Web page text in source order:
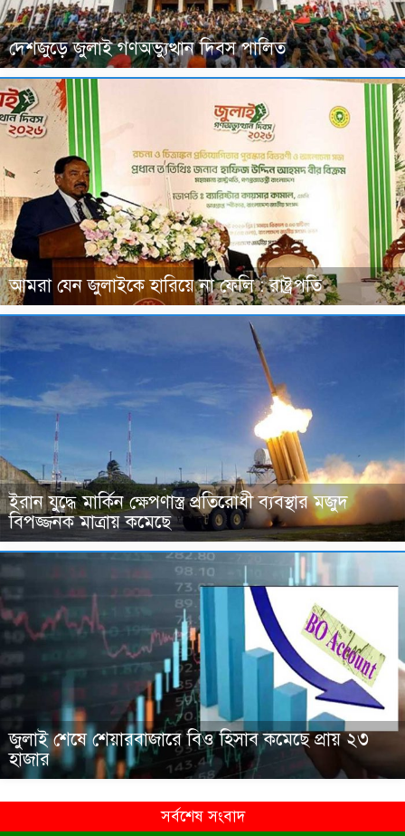
দেশজুড়ে জুলাই গণঅভ্যুত্থান দিবস পালিত
আমরা যেন জুলাইকে হারিয়ে না ফেলি : রাষ্ট্রপতি
ইরান যুদ্ধে মার্কিন ক্ষেপণাস্ত্র প্রতিরোধী ব্যবস্থার মজুদ
বিপজ্জনক মাত্রায় কমেছে
জুলাই শেষে শেয়ারবাজারে বিও হিসাব কমেছে প্রায় ২৩
হাজার
সর্বশেষ সংবাদ